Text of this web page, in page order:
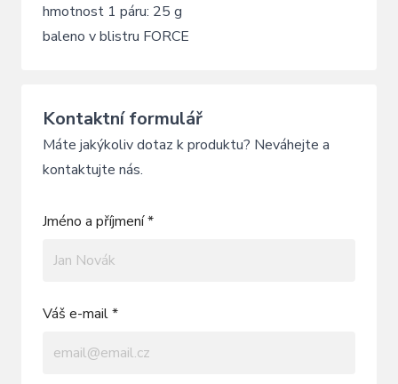
hmotnost 1 páru: 25 g
baleno v blistru FORCE
Kontaktní formulář
Máte jakýkoliv dotaz k produktu? Neváhejte a
kontaktujte nás.
Jméno a příjmení *
Váš e-mail *